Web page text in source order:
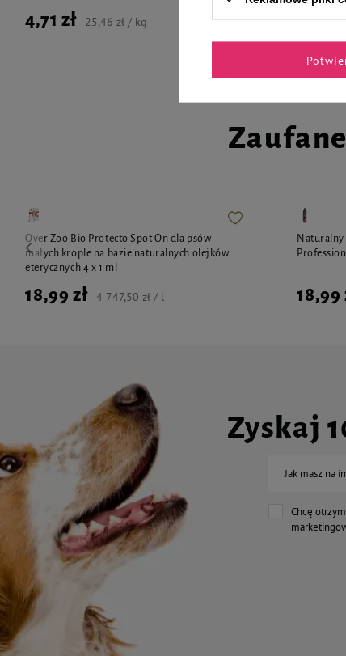
4,71 zł 25,46 zł / kg
Over Zoo Bio Protecto Spot On dla psów
małych krople na bazie naturalnych olejków
eterycznych 4 x 1 ml
18,99 zł 4 747,50 zł / l
Naturalny
18,99
Zyskaj
Jak masz na
Chcę